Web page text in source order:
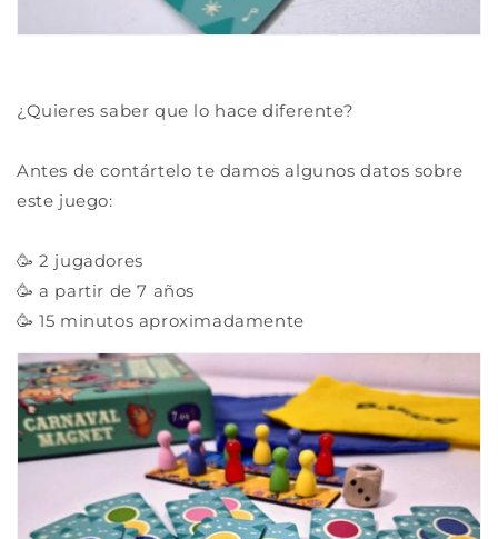
¿Quieres saber que lo hace diferente?
Antes de contártelo te damos algunos datos sobre
este juego:
🥳 2 jugadores
🥳 a partir de 7 años
🥳 15 minutos aproximadamente